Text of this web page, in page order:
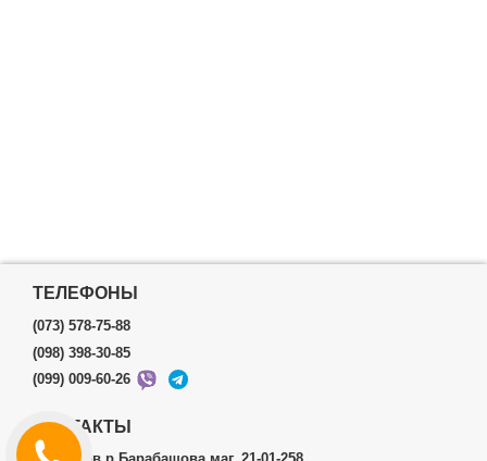
ТЕЛЕФОНЫ
(073) 578-75-88
(098) 398-30-85
(099) 009-60-26
КОНТАКТЫ